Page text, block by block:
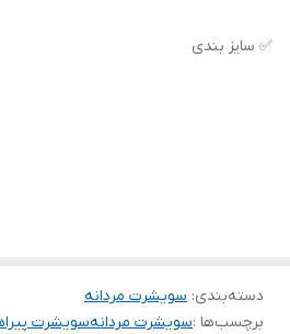
✅ سایز بندی
دسته‌بندی: سویشرت مردانه
برچسب‌ها :سویشرت مردانهسویشرت